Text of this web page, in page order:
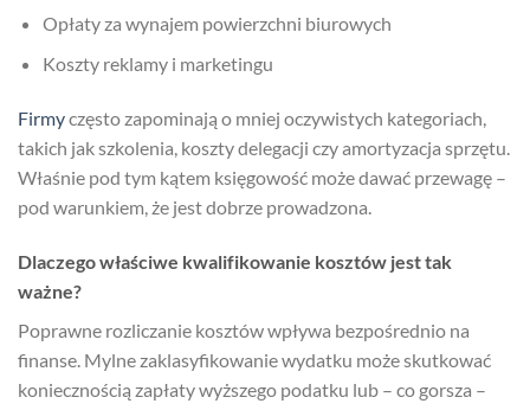
Opłaty za wynajem powierzchni biurowych
Koszty reklamy i marketingu
Firmyczęsto zapominają o mniej oczywistych kategoriach,
takich jak szkolenia, koszty delegacji czy amortyzacja sprzętu.
Właśnie pod tym kątem księgowość może dawać przewagę –
pod warunkiem, że jest dobrze prowadzona.
Dlaczego właściwe kwalifikowanie kosztów jest tak
ważne?
Poprawne rozliczanie kosztów wpływa bezpośrednio na
finanse. Mylne zaklasyfikowanie wydatku może skutkować
koniecznością zapłaty wyższego podatku lub – co gorsza –